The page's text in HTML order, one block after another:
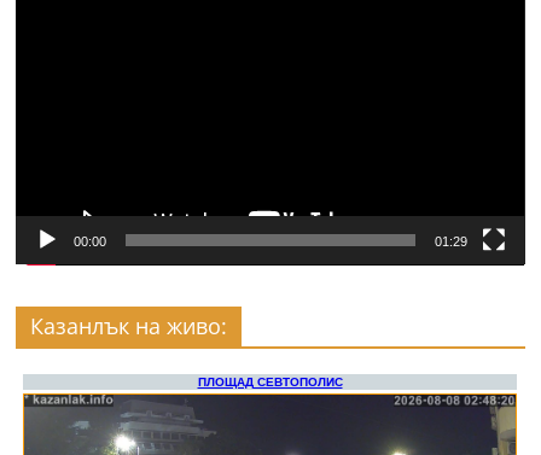
00:00 01:29
Казанлък на живо: